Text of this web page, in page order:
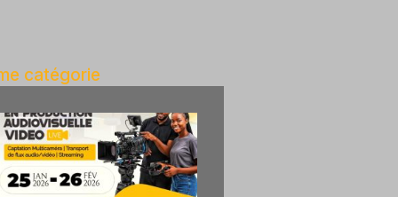
catégorie